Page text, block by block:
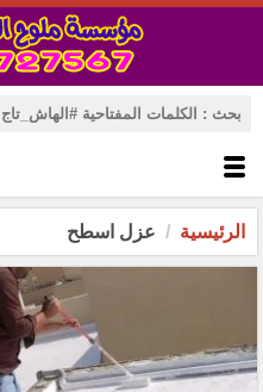
الرئيسية عزل اسطح